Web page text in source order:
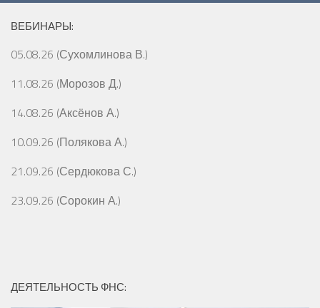
ВЕБИНАРЫ:
05.08.26 (Сухомлинова В.)
11.08.26 (Морозов Д.)
14.08.26 (Аксёнов А.)
10.09.26 (Полякова А.)
21.09.26 (Сердюкова С.)
23.09.26 (Сорокин А.)
ДЕЯТЕЛЬНОСТЬ ФНС: